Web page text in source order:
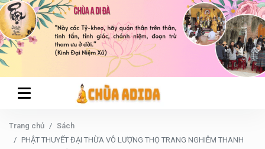
Trang chủ
Sách
PHẬT THUYẾT ĐẠI THỪA VÔ LƯỢNG THỌ TRANG NGHIÊM THANH